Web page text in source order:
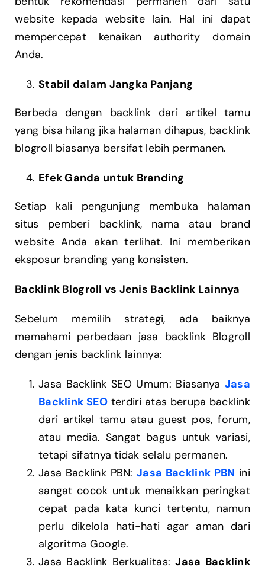
website kepada website lain. Hal ini dapat
mempercepat kenaikan authority domain
Anda.
Stabil dalam Jangka Panjang
Berbeda dengan backlink dari artikel tamu
yang bisa hilang jika halaman dihapus, backlink
blogroll biasanya bersifat lebih permanen.
Efek Ganda untuk Branding
Setiap kali pengunjung membuka halaman
situs pemberi backlink, nama atau brand
website Anda akan terlihat. Ini memberikan
eksposur branding yang konsisten.
Backlink Blogroll vs Jenis Backlink Lainnya
Sebelum memilih strategi, ada baiknya
memahami perbedaan jasa backlink Blogroll
dengan jenis backlink lainnya:
Jasa Backlink SEO Umum: Biasanya Jasa
Backlink SEO terdiri atas berupa backlink
dari artikel tamu atau guest pos, forum,
atau media. Sangat bagus untuk variasi,
tetapi sifatnya tidak selalu permanen.
Jasa Backlink PBN:Jasa Backlink PBN ini
sangat cocok untuk menaikkan peringkat
cepat pada kata kunci tertentu, namun
perlu dikelola hati-hati agar aman dari
algoritma Google.
Jasa Backlink Berkualitas:Jasa Backlink